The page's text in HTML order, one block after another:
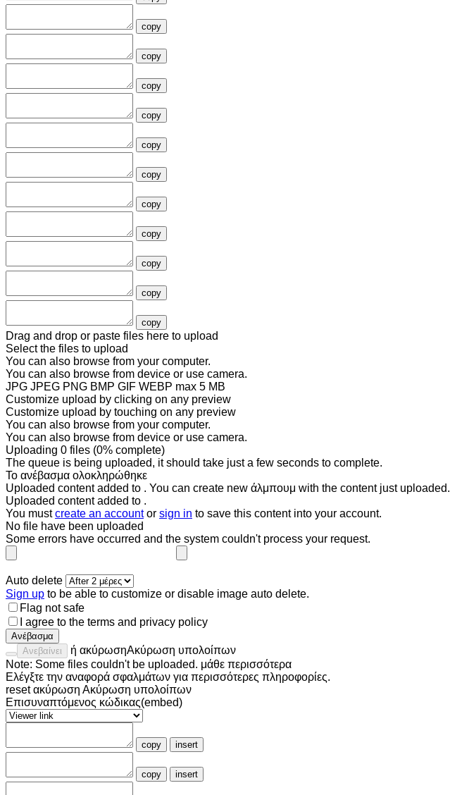
copy
copy
copy
copy
copy
copy
copy
copy
copy
copy
copy
Drag and drop or paste files here to upload
Select the files to upload
You can also browse from your computer.
You can also browse from device or use camera.
JPG JPEG PNG BMP GIF WEBP max 5 MB
Customize upload by clicking on any preview
Customize upload by touching on any preview
You can also browse from your computer.
You can also browse from device or use camera.
Uploading 0 files (0% complete)
The queue is being uploaded, it should take just a few seconds to complete.
Το ανέβασμα ολοκληρώθηκε
Uploaded content added to . You can create new άλμπουμ with the content just uploaded.
Uploaded content added to .
You mustcreate an accountor sign in to save this content into your account.
No file have been uploaded
Some errors have occurred and the system couldn't process your request.
Auto delete
Sign up to be able to customize or disable image auto delete.
Flag not safe
I agree to the terms and privacy policy
Ανέβασμα
Ανεβαίνει
ή ακύρωσηΑκύρωση υπολοίπων
Note: Some files couldn't be uploaded. μάθε περισσότερα
Ελέγξτε την αναφορά σφαλμάτων για περισσότερες πληροφορίες.
reset ακύρωση Ακύρωση υπολοίπων
Επισυναπτόμενος κώδικας(embed)
copy insert
copy insert